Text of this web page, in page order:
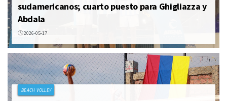
sudamericanos; cuarto puesto para Ghigliazza y
Abdala
2026-05-17
BEACH VOLLEY